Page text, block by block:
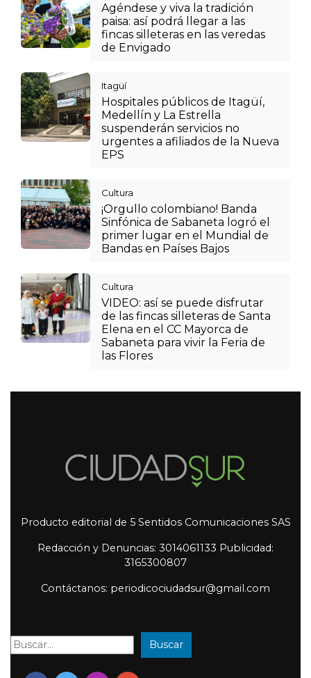
Agéndese y viva la tradición
paisa: así podrá llegar a las
fincas silleteras en las veredas
de Envigado
Itagüí
Hospitales públicos de Itagüí,
Medellín y La Estrella
suspenderán servicios no
urgentes a afiliados de la Nueva
EPS
Cultura
¡Orgullo colombiano! Banda
Sinfónica de Sabaneta logró el
primer lugar en el Mundial de
Bandas en Países Bajos
Cultura
VIDEO: así se puede disfrutar
de las fincas silleteras de Santa
Elena en el CC Mayorca de
Sabaneta para vivir la Feria de
las Flores
Producto editorial de 5 Sentidos Comunicaciones SAS
Redacción y Denuncias: 3014061133 Publicidad:
3165300807
Contáctanos: periodicociudadsur@gmail.com
Buscar: Buscar